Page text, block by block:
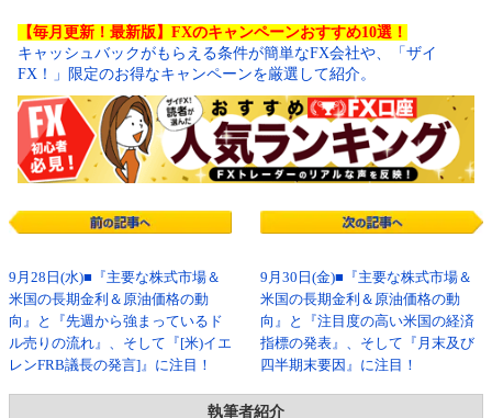
【毎月更新！最新版】FXのキャンペーンおすすめ10選！
キャッシュバックがもらえる条件が簡単なFX会社や、「ザイ
FX！」限定のお得なキャンペーンを厳選して紹介。
9月28日(水)■『主要な株式市場＆
米国の長期金利＆原油価格の動
向』と『先週から強まっているド
ル売りの流れ』、そして『[米)イエ
レンFRB議長の発言]』に注目！
9月30日(金)■『主要な株式市場＆
米国の長期金利＆原油価格の動
向』と『注目度の高い米国の経済
指標の発表』、そして『月末及び
四半期末要因』に注目！
執筆者紹介